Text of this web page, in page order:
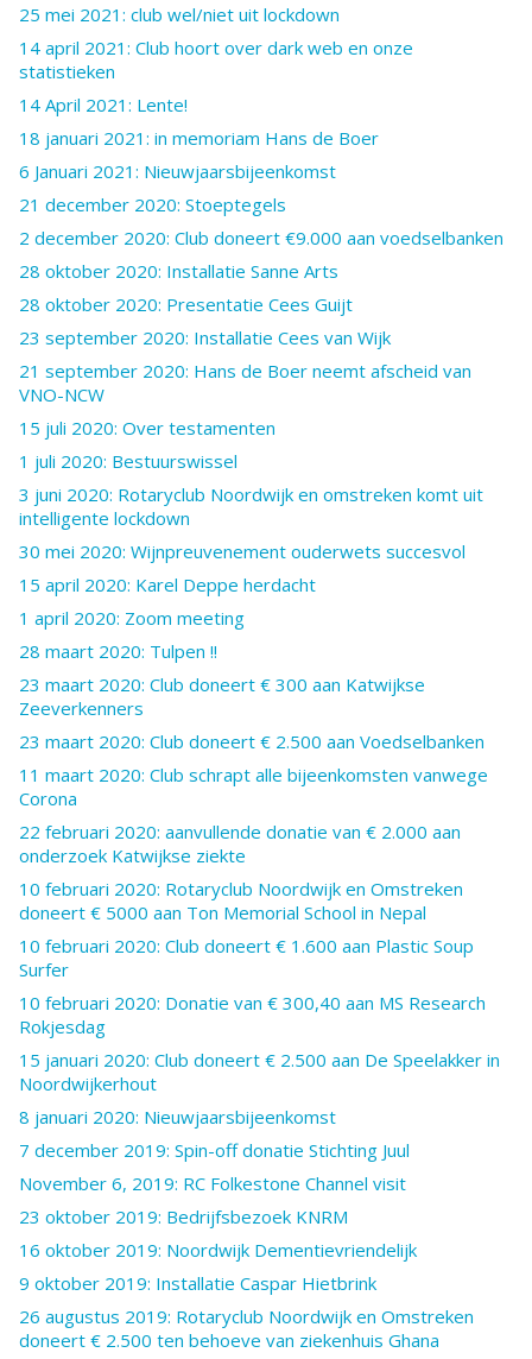
25 mei 2021: club wel/niet uit lockdown
14 april 2021: Club hoort over dark web en onze
statistieken
14 April 2021: Lente!
18 januari 2021: in memoriam Hans de Boer
6 Januari 2021: Nieuwjaarsbijeenkomst
21 december 2020: Stoeptegels
2 december 2020: Club doneert €9.000 aan voedselbanken
28 oktober 2020: Installatie Sanne Arts
28 oktober 2020: Presentatie Cees Guijt
23 september 2020: Installatie Cees van Wijk
21 september 2020: Hans de Boer neemt afscheid van
VNO-NCW
15 juli 2020: Over testamenten
1 juli 2020: Bestuurswissel
3 juni 2020: Rotaryclub Noordwijk en omstreken komt uit
intelligente lockdown
30 mei 2020: Wijnpreuvenement ouderwets succesvol
15 april 2020: Karel Deppe herdacht
1 april 2020: Zoom meeting
28 maart 2020: Tulpen !!
23 maart 2020: Club doneert € 300 aan Katwijkse
Zeeverkenners
23 maart 2020: Club doneert € 2.500 aan Voedselbanken
11 maart 2020: Club schrapt alle bijeenkomsten vanwege
Corona
22 februari 2020: aanvullende donatie van € 2.000 aan
onderzoek Katwijkse ziekte
10 februari 2020: Rotaryclub Noordwijk en Omstreken
doneert € 5000 aan Ton Memorial School in Nepal
10 februari 2020: Club doneert € 1.600 aan Plastic Soup
Surfer
10 februari 2020: Donatie van € 300,40 aan MS Research
Rokjesdag
15 januari 2020: Club doneert € 2.500 aan De Speelakker in
Noordwijkerhout
8 januari 2020: Nieuwjaarsbijeenkomst
7 december 2019: Spin-off donatie Stichting Juul
November 6, 2019: RC Folkestone Channel visit
23 oktober 2019: Bedrijfsbezoek KNRM
16 oktober 2019: Noordwijk Dementievriendelijk
9 oktober 2019: Installatie Caspar Hietbrink
26 augustus 2019: Rotaryclub Noordwijk en Omstreken
doneert € 2.500 ten behoeve van ziekenhuis Ghana